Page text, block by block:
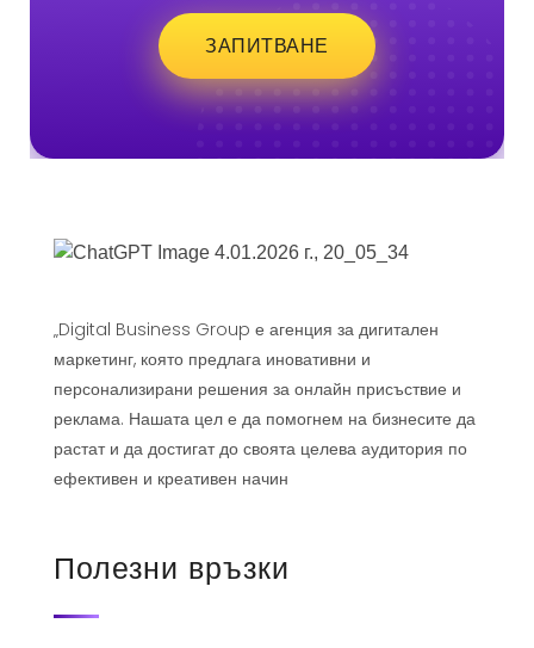
ЗАПИТВАНЕ
„Digital Business Group е агенция за дигитален
маркетинг, която предлага иновативни и
персонализирани решения за онлайн присъствие и
реклама. Нашата цел е да помогнем на бизнесите да
растат и да достигат до своята целева аудитория по
ефективен и креативен начин
Полезни връзки